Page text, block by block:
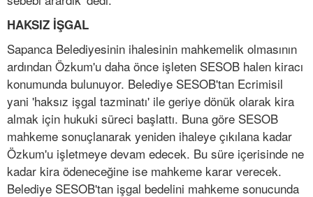
HAKSIZ İŞGAL
Sapanca Belediyesinin ihalesinin mahkemelik olmasının
ardından Özkum'u daha önce işleten SESOB halen kiracı
konumunda bulunuyor. Belediye SESOB'tan Ecrimisil
yani 'haksız işgal tazminatı' ile geriye dönük olarak kira
almak için hukuki süreci başlattı. Buna göre SESOB
mahkeme sonuçlanarak yeniden ihaleye çıkılana kadar
Özkum'u işletmeye devam edecek. Bu süre içerisinde ne
kadar kira ödeneceğine ise mahkeme karar verecek.
Belediye SESOB'tan işgal bedelini mahkeme sonucunda